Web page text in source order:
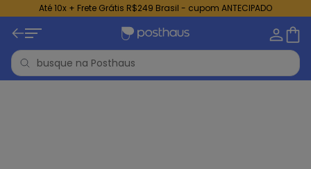
Até 10x + Frete Grátis R$249 Brasil - cupom ANTECIPADO